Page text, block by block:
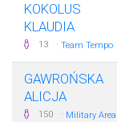
KOKOLUS
KLAUDIA
13 · Team Tempo
GAWROŃSKA
ALICJA
150 · Military Area